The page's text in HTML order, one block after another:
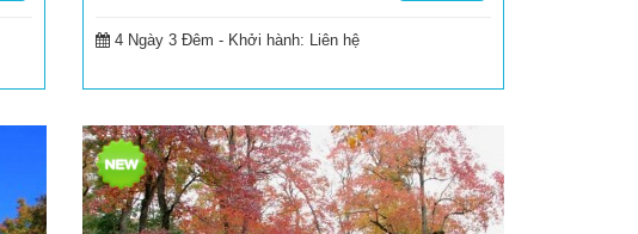
4 Ngày 3 Đêm - Khởi hành: Liên hệ